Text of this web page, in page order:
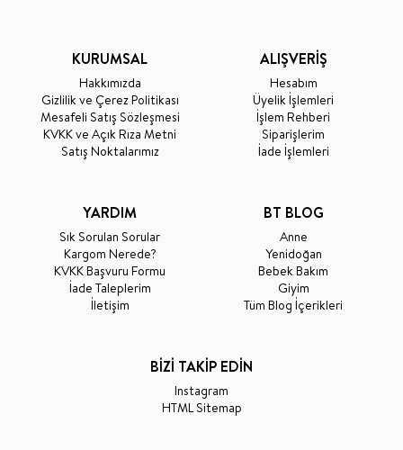
KURUMSAL
Hakkımızda
Gizlilik ve Çerez Politikası
Mesafeli Satış Sözleşmesi
KVKK ve Açık Rıza Metni
Satış Noktalarımız
ALIŞVERİŞ
Hesabım
Üyelik İşlemleri
İşlem Rehberi
Siparişlerim
İade İşlemleri
YARDIM
Sık Sorulan Sorular
Kargom Nerede?
KVKK Başvuru Formu
İade Taleplerim
İletişim
BT BLOG
Anne
Yenidoğan
Bebek Bakım
Giyim
Tüm Blog İçerikleri
BİZİ TAKİP EDİN
Instagram
HTML Sitemap